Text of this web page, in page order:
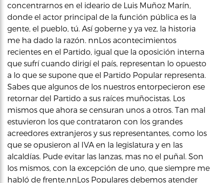
concentrarnos en el ideario de Luis Muñoz Marín,
donde el actor principal de la función pública es la
gente, el pueblo, tú. Así goberne y ya vez, la historia
me ha dado la razón. nnLos acontecimientos
recientes en el Partido, igual que la oposición interna
que sufrí cuando dirigí el país, representan lo opuesto
a lo que se supone que el Partido Popular representa.
Sabes que algunos de los nuestros entorpecieron ese
retornar del Partido a sus raíces muñocistas. Los
mismos que ahora se censuran unos a otros. Tan mal
estuvieron los que contrataron con los grandes
acreedores extranjeros y sus representantes, como los
que se opusieron al IVA en la legislatura y en las
alcaldías. Pude evitar las lanzas, mas no el puñal. Son
los mismos, con la excepción de uno, que siempre me
habló de frente.nnLos Populares debemos atender